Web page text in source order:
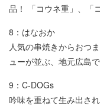
品！ 「コウネ重」、「
8：はなおか
人気の串焼きからおつ
ューが並ぶ、地元広島
9：C-DOGs
吟味を重ねて生み出さ